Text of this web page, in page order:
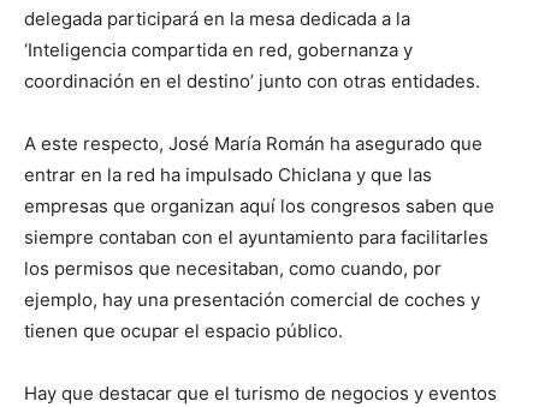
delegada participará en la mesa dedicada a la
‘Inteligencia compartida en red, gobernanza y
coordinación en el destino’ junto con otras entidades.
A este respecto, José María Román ha asegurado que
entrar en la red ha impulsado Chiclana y que las
empresas que organizan aquí los congresos saben que
siempre contaban con el ayuntamiento para facilitarles
los permisos que necesitaban, como cuando, por
ejemplo, hay una presentación comercial de coches y
tienen que ocupar el espacio público.
Hay que destacar que el turismo de negocios y eventos